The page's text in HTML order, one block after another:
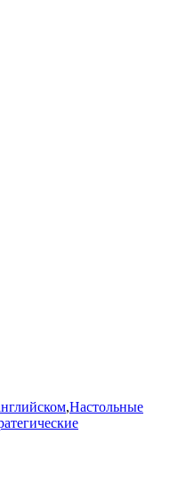
,Настольные